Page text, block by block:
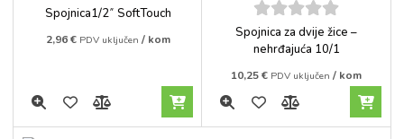
5out of
Spojnica1/2˝ SoftTouch
2,96€ PDV uključen / kom
5out of
5
Spojnica za dvije žice –
nehrđajuća 10/1
10,25€ PDV uključen / kom